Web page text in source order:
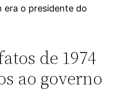
era o presidente do
de 1974
ao governo